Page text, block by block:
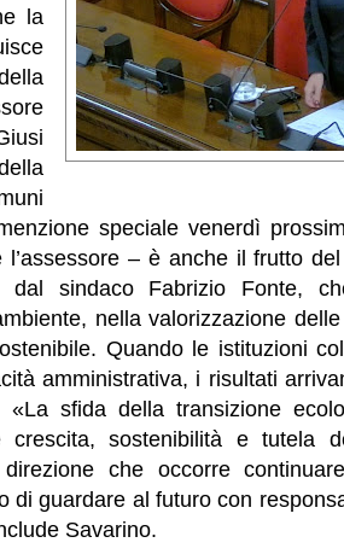
la
speciale venerdì
– è anche il frutto
dal sindaco Fabrizio Fonte,
nella valorizzazione
Quando le istituzioni
amministrativa, i risultati
sfida della transizione
sostenibilità e tutela
che occorre
di guardare al futuro con
Savarino.